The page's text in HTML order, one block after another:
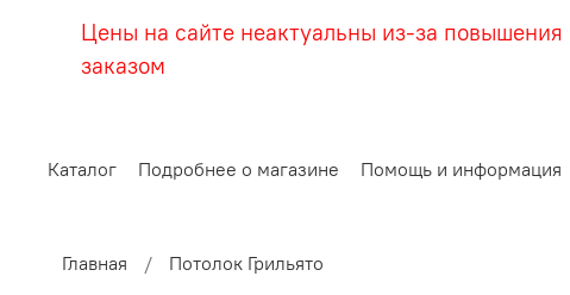
Цены на сайте неактуальны из-за
заказом
Каталог Подробнее о магазине Помощь и информация
Главная Потолок Грильято